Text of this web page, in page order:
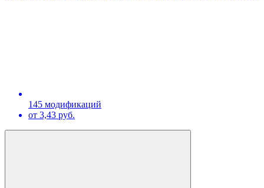
145 модификаций
от 3,43 руб.